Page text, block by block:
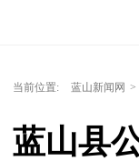
当前位置: 蓝山新闻网 >
蓝山县